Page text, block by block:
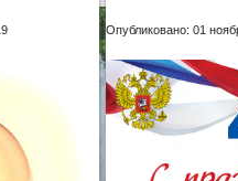
Опубликовано: 01